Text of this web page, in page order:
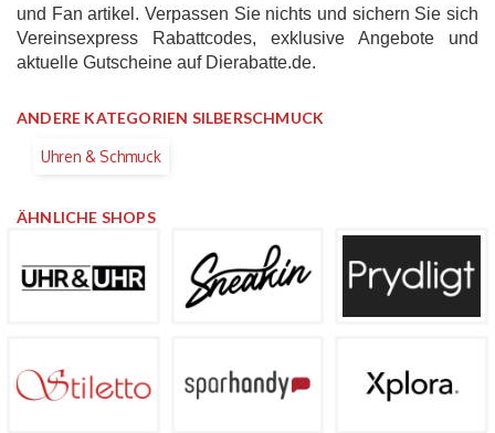
und Fan artikel. Verpassen Sie nichts und sichern Sie sich
Vereinsexpress Rabattcodes, exklusive Angebote und
aktuelle Gutscheine auf Dierabatte.de.
ANDERE KATEGORIEN SILBERSCHMUCK
Uhren & Schmuck
ÄHNLICHE SHOPS